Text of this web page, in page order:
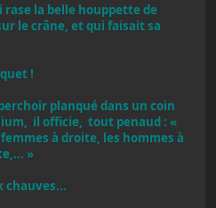
la belle houppette de
le crâne, et qui faisait sa
!
planqué dans un coin
il officie, tout penaud : «
à droite, les hommes à
»
chauves...